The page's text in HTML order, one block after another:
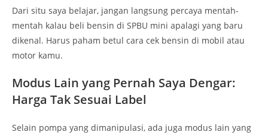
Dari situ saya belajar, jangan langsung percaya mentah-
mentah kalau beli bensin di SPBU mini apalagi yang baru
dikenal. Harus paham betul cara cek bensin di mobil atau
motor kamu.
Modus Lain yang Pernah Saya Dengar:
Harga Tak Sesuai Label
Selain pompa yang dimanipulasi, ada juga modus lain yang